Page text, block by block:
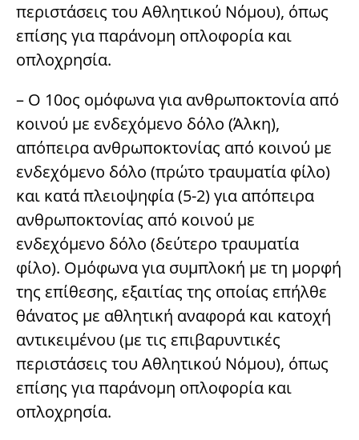
περιστάσεις του Αθλητικού Νόμου), όπως
επίσης για παράνομη οπλοφορία και
οπλοχρησία.
– Ο 10ος ομόφωνα για ανθρωποκτονία από
κοινού με ενδεχόμενο δόλο (Άλκη),
απόπειρα ανθρωποκτονίας από κοινού με
ενδεχόμενο δόλο (πρώτο τραυματία φίλο)
και κατά πλειοψηφία (5-2) για απόπειρα
ανθρωποκτονίας από κοινού με
ενδεχόμενο δόλο (δεύτερο τραυματία
φίλο). Ομόφωνα για συμπλοκή με τη μορφή
της επίθεσης, εξαιτίας της οποίας επήλθε
θάνατος με αθλητική αναφορά και κατοχή
αντικειμένου (με τις επιβαρυντικές
περιστάσεις του Αθλητικού Νόμου), όπως
επίσης για παράνομη οπλοφορία και
οπλοχρησία.